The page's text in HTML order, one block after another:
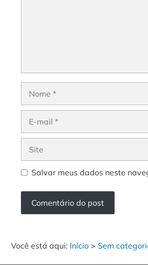
Salvar meus dados neste
Você está aqui: Início > Sem